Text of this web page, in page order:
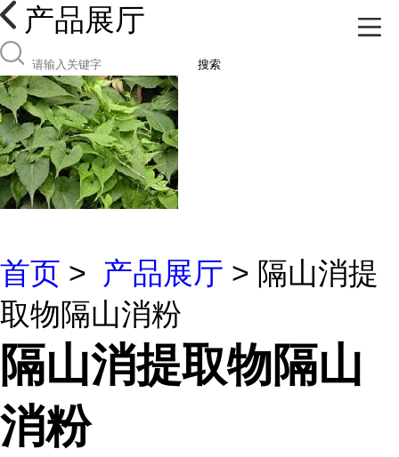
产品展厅
搜索
首页 > 产品展厅 > 隔山消提
取物隔山消粉
隔山消提取物隔山
消粉